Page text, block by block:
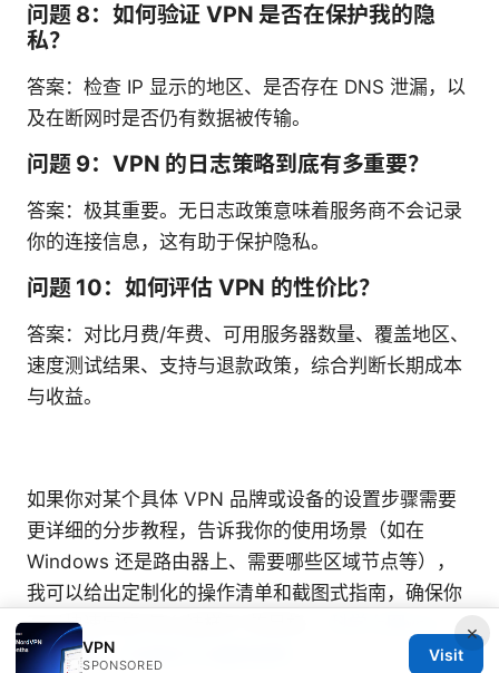
问题 8：如何验证 VPN 是否在保护我的隐
私？
答案：检查 IP 显示的地区、是否存在 DNS 泄漏，以
及在断网时是否仍有数据被传输。
问题 9：VPN 的日志策略到底有多重要？
答案：极其重要。无日志政策意味着服务商不会记录
你的连接信息，这有助于保护隐私。
问题 10：如何评估 VPN 的性价比？
答案：对比月费/年费、可用服务器数量、覆盖地区、
速度测试结果、支持与退款政策，综合判断长期成本
与收益。
如果你对某个具体 VPN 品牌或设备的设置步骤需要
更详细的分步教程，告诉我你的使用场景（如在
Windows 还是路由器上、需要哪些区域节点等），
我可以给出定制化的操作清单和截图式指南，确保你
可以快速完成“怎么挂梯子”的目标。
全面指南、实用技巧与最新趋势
×
VPN
SPONSORED
Visit